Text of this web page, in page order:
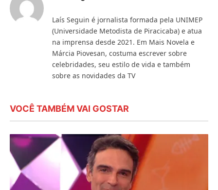
Laís Seguin é jornalista formada pela UNIMEP
(Universidade Metodista de Piracicaba) e atua
na imprensa desde 2021. Em Mais Novela e
Márcia Piovesan, costuma escrever sobre
celebridades, seu estilo de vida e também
sobre as novidades da TV
VOCÊ TAMBÉM VAI GOSTAR